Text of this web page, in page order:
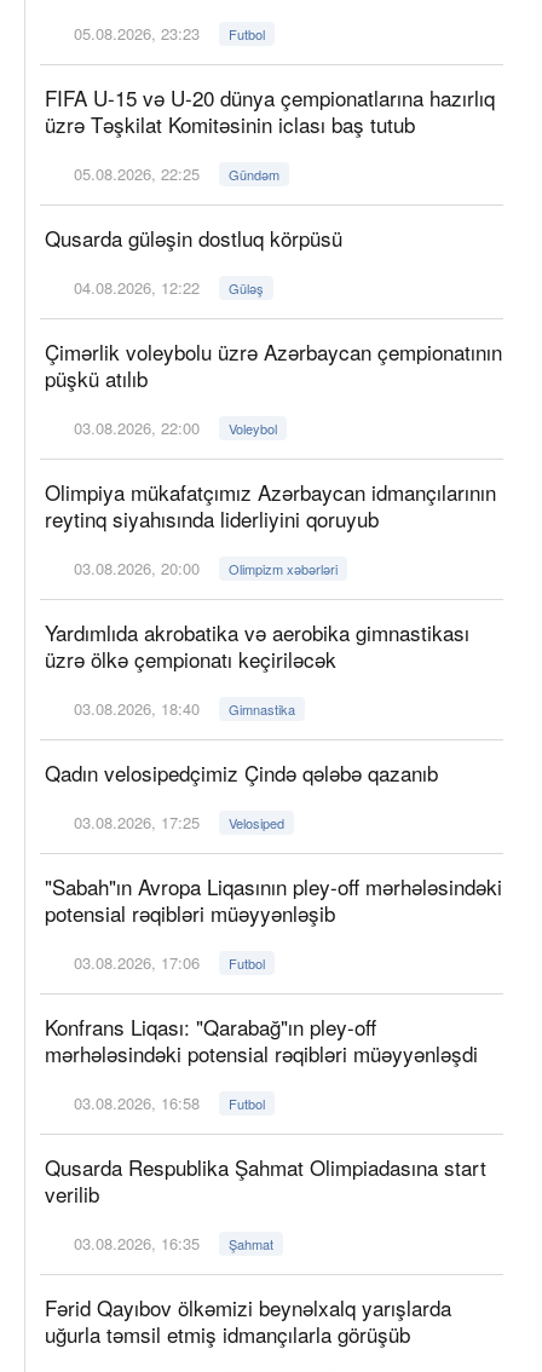
05.08.2026, 23:23 Futbol
FIFA U-15 və U-20 dünya çempionatlarına hazırlıq
üzrə Təşkilat Komitəsinin iclası baş tutub
05.08.2026, 22:25 Gündəm
Qusarda güləşin dostluq körpüsü
04.08.2026, 12:22 Güləş
Çimərlik voleybolu üzrə Azərbaycan çempionatının
püşkü atılıb
03.08.2026, 22:00 Voleybol
Olimpiya mükafatçımız Azərbaycan idmançılarının
reytinq siyahısında liderliyini qoruyub
03.08.2026, 20:00 Olimpizm xəbərləri
Yardımlıda akrobatika və aerobika gimnastikası
üzrə ölkə çempionatı keçiriləcək
03.08.2026, 18:40 Gimnastika
Qadın velosipedçimiz Çində qələbə qazanıb
03.08.2026, 17:25 Velosiped
"Sabah"ın Avropa Liqasının pley-off mərhələsindəki
potensial rəqibləri müəyyənləşib
03.08.2026, 17:06 Futbol
Konfrans Liqası: "Qarabağ"ın pley-off
mərhələsindəki potensial rəqibləri müəyyənləşdi
03.08.2026, 16:58 Futbol
Qusarda Respublika Şahmat Olimpiadasına start
verilib
03.08.2026, 16:35 Şahmat
Fərid Qayıbov ölkəmizi beynəlxalq yarışlarda
uğurla təmsil etmiş idmançılarla görüşüb